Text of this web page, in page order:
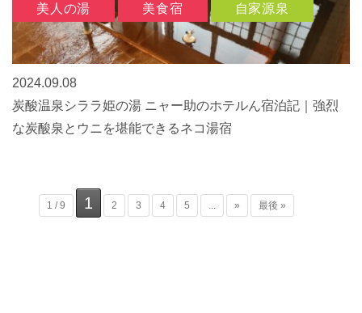
美人の湯 美食宿 自家源泉
2024.09.08
炭酸温泉シララ姫の湯 ニャー助のホテルん宿泊記｜強烈
な炭酸泉とウニを堪能できるネコ湯宿
1 / 9 1 2 3 4 5 » 最後 »